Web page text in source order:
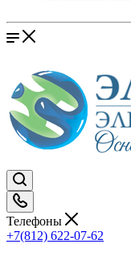
Телефоны
+7(812) 622-07-62